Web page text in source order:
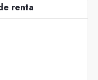
renta